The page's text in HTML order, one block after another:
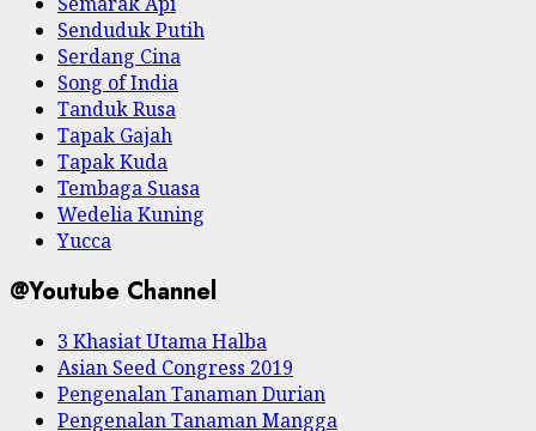
Senduduk Putih
Serdang Cina
Song of India
Tanduk Rusa
Tapak Gajah
Tapak Kuda
Tembaga Suasa
Wedelia Kuning
Yucca
@Youtube Channel
3 Khasiat Utama Halba
Asian Seed Congress 2019
Pengenalan Tanaman Durian
Pengenalan Tanaman Mangga